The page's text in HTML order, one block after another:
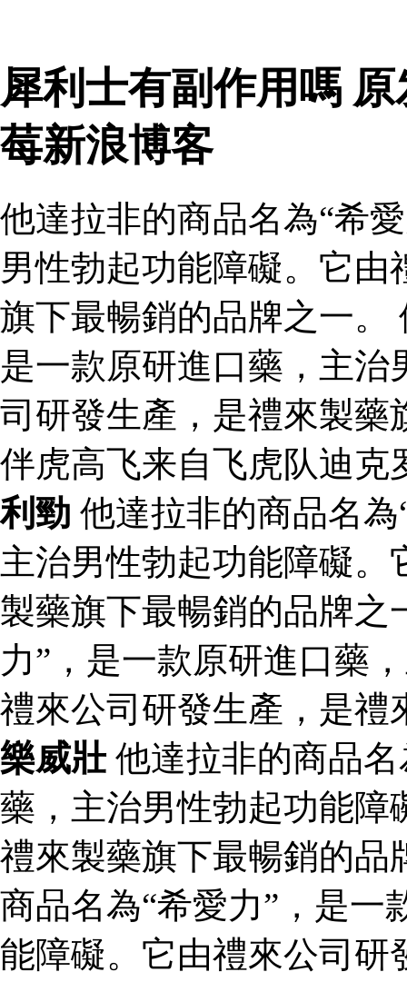
犀利士有副作用嗎
莓新浪博客
他達拉非的商品名為“希
男性勃起功能障礙。它
旗下最暢銷的品牌之一。
是一款原研進口藥，主
司研發生產，是禮來製藥
伴虎高飞来自飞虎队迪
利勁 他達拉非的商品名
主治男性勃起功能障礙
製藥旗下最暢銷的品牌之
力”，是一款原研進口藥
禮來公司研發生產，是禮
樂威壯他達拉非的商品名
藥，主治男性勃起功能障
禮來製藥旗下最暢銷的品
商品名為“希愛力”，是一
能障礙。它由禮來公司研